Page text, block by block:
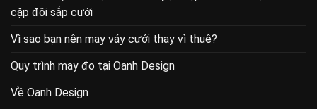
cặp đôi sắp cưới
Vì sao bạn nên may váy cưới thay vì thuê?
Quy trình may đo tại Oanh Design
Về Oanh Design